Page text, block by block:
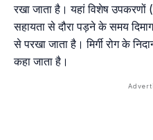
रखा जाता है। यहां विशेष उपकरणों
सहायता से दौरा पड़ने के समय
से परखा जाता है। मिर्गी रोग के
कहा जाता है।